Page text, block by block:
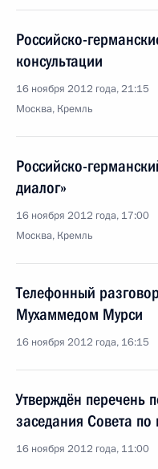
Российско-
консультации
16 ноября 2012 года, 21:15
Москва, Кремль
Российско-
диалог»
16 ноября 2012 года, 17:00
Москва, Кремль
Телефонный
Мухаммедом Мурси
16 ноября 2012 года, 16:15
Утверждён перечень
заседания Совета
16 ноября 2012 года, 11:00